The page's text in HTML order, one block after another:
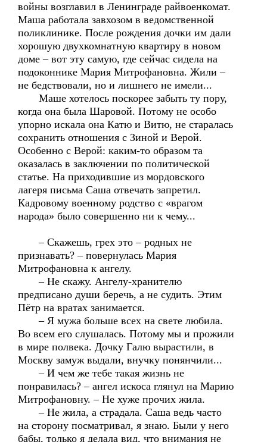
войны возглавил в Ленинграде райвоенкомат.
Маша работала завхозом в ведомственной
поликлинике. После рождения дочки им дали
хорошую двухкомнатную квартиру в новом
доме – вот эту самую, где сейчас сидела на
подоконнике Мария Митрофановна. Жили –
не бедствовали, но и лишнего не имели...
Маше хотелось поскорее забыть ту пору,
когда она была Шаровой. Потому не особо
упорно искала она Катю и Витю, не старалась
сохранить отношения с Зиной и Верой.
Особенно с Верой: каким-то образом та
оказалась в заключении по политической
статье. На приходившие из мордовского
лагеря письма Саша отвечать запретил.
Кадровому военному родство с «врагом
народа» было совершенно ни к чему...
– Скажешь, грех это – родных не
признавать? – повернулась Мария
Митрофановна к ангелу.
– Не скажу. Ангелу-хранителю
предписано души беречь, а не судить. Этим
Пётр на вратах занимается.
– Я мужа больше всех на свете любила.
Во всем его слушалась. Потому мы и прожили
в мире полвека. Дочку Галю вырастили, в
Москву замуж выдали, внучку понянчили...
– И чем же тебе такая жизнь не
понравилась? – ангел искоса глянул на Марию
Митрофановну. – Не хуже прочих жила.
– Не жила, а страдала. Саша ведь часто
на сторону посматривал, я знаю. Были у него
бабы, только я делала вид, что внимания не